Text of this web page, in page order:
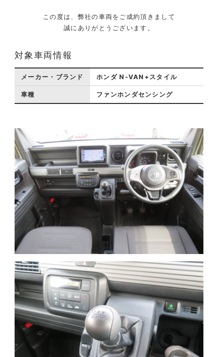
この度は、弊社の車両をご成約頂きまして
誠にありがとうございます。
対象車両情報
メーカー・ブランド ホンダ N-VAN+スタイル
車種 ファンホンダセンシング